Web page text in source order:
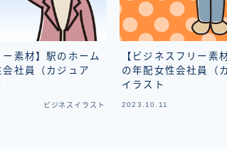
ー素材】駅のホーム
社員（カジュア
ビジネスイラスト
【ビジネスフリー素
の年配女性会社員（
イラスト
2023.10.11